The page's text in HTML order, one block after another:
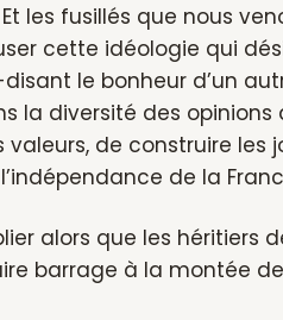
les fusillés que nous
cette idéologie qui
le bonheur d’un
la diversité des opinions
de construire
de la
alors que les
barrage à la montée